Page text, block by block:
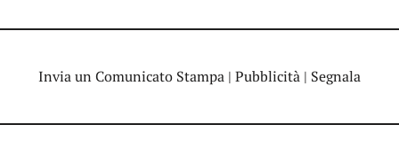
Invia un Comunicato Stampa | Pubblicità | Segnala